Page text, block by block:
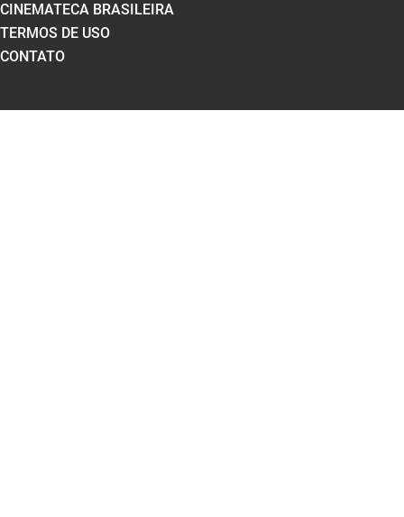
CINEMATECA BRASILEIRA
TERMOS DE USO
CONTATO